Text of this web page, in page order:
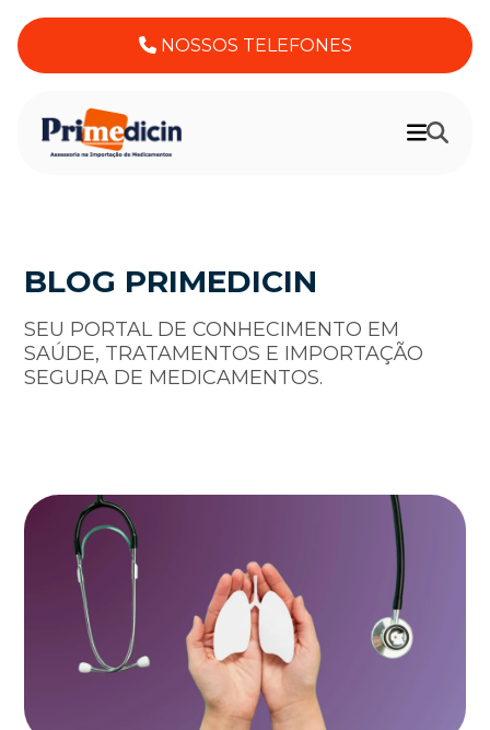
NOSSOS TELEFONES
BLOG PRIMEDICIN
SEU PORTAL DE CONHECIMENTO EM
SAÚDE, TRATAMENTOS E IMPORTAÇÃO
SEGURA DE MEDICAMENTOS.